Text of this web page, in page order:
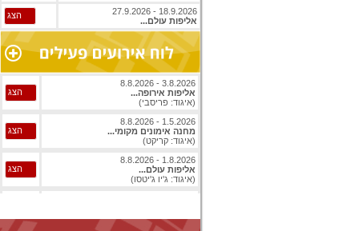
18.9.2026 - 27.9.2026
אליפות עולם...
הצג
3.8.2026 - 8.8.2026
אליפות אירופה...
(איגוד: פריסבי)
הצג
1.5.2026 - 8.8.2026
מחנה אימונים מקומי...
(איגוד: קריקט)
הצג
1.8.2026 - 8.8.2026
אליפות עולם...
(איגוד: ג'יו ג'יטסו)
הצג
(איגוד: ג'יו ג'יטסו)